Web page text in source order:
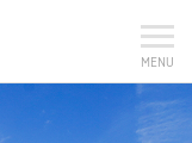
MENU